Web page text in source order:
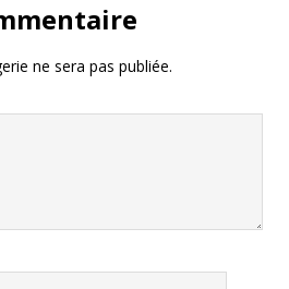
ne sera pas publiée.